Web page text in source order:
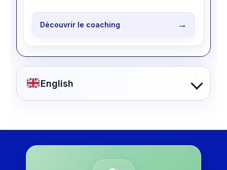
Découvrir le coaching
English
Succeed in Your Official
French Exam for Canada